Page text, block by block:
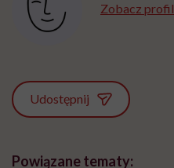
Zobacz profil
Udostępnij
Powiązane tematy: